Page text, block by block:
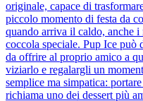
originale, capace di
piccolo momento di festa da
quando arriva il caldo, anche
coccola speciale. Pup Ice può
da offrire al proprio amico a
viziarlo e regalargli un
semplice ma simpatica:
richiama uno dei dessert più